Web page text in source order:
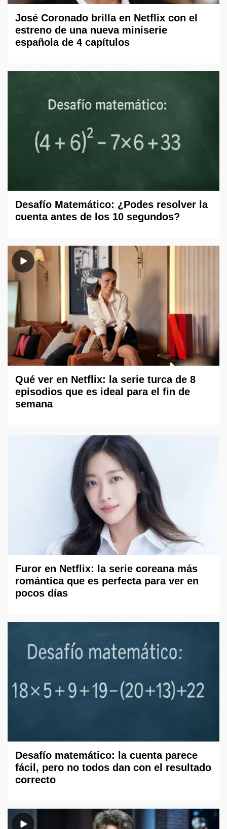
José Coronado brilla en Netflix con el
estreno de una nueva miniserie
española de 4 capítulos
Desafío Matemático: ¿Podes resolver la
cuenta antes de los 10 segundos?
Qué ver en Netflix: la serie turca de 8
episodios que es ideal para el fin de
semana
Furor en Netflix: la serie coreana más
romántica que es perfecta para ver en
pocos días
Desafío matemático: la cuenta parece
fácil, pero no todos dan con el resultado
correcto